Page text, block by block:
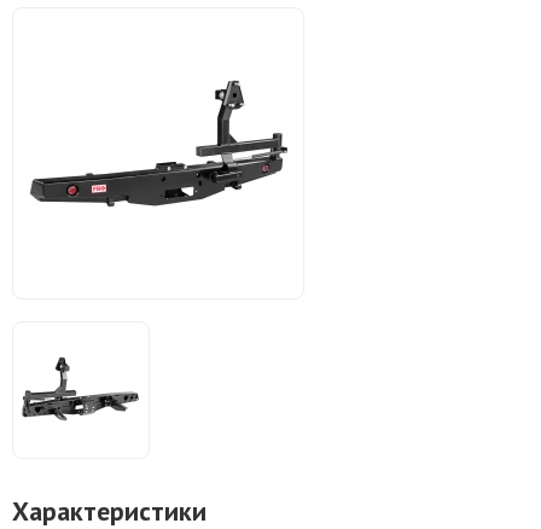
Характеристики